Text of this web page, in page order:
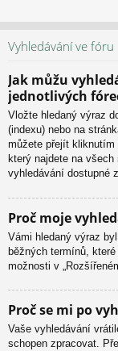
Vyhledávání ve fóru
Jak můžu
jednotlivých
Vložte hledaný výraz
(indexu) nebo na
můžete přejít kliknutím
který najdete na
vyhledávání dostupné
Proč moje
Vámi hledaný výraz
běžných termínů,
možnosti v
Proč se mi po
Vaše vyhledávání
schopen zpracovat.